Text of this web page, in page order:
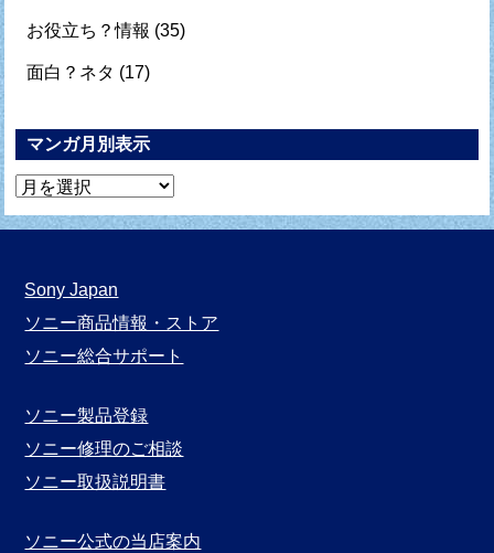
お役立ち？情報 (35)
面白？ネタ (17)
マンガ月別表示
マ
ン
月
別
表
Sony Japan
ソニー商品情報・ストア
ソニー総合サポート
ソニー製品登録
ソニー修理のご相談
ソニー取扱説明書
ソニー公式の当店案内